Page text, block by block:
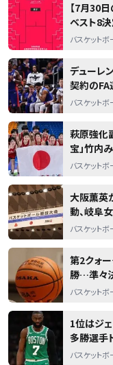
【7月30
ベスト8
バスケットボ
デューレ
契約のFA
バスケットボ
萩原強化
宝」竹内
バスケットボ
大阪薫英
動、岐阜
バスケットボ
第2クォ
勝…準々
バスケットボ
1位はジ
多勝選手
バスケットボ